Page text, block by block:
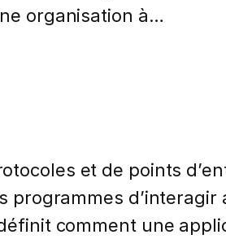
organisation à…
et de points
programmes d’interagir
comment une